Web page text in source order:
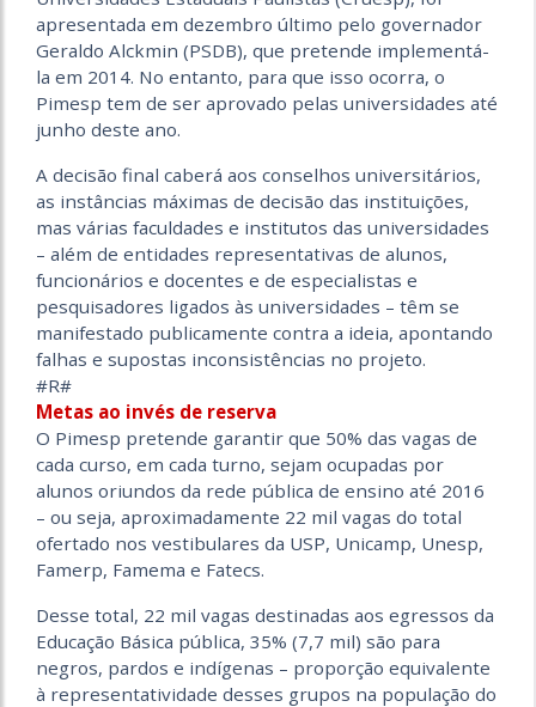
apresentada em dezembro último pelo governador
Geraldo Alckmin (PSDB), que pretende implementá-
la em 2014. No entanto, para que isso ocorra, o
Pimesp tem de ser aprovado pelas universidades até
junho deste ano.
A decisão final caberá aos conselhos universitários,
as instâncias máximas de decisão das instituições,
mas várias faculdades e institutos das universidades
– além de entidades representativas de alunos,
funcionários e docentes e de especialistas e
pesquisadores ligados às universidades – têm se
manifestado publicamente contra a ideia, apontando
falhas e supostas inconsistências no projeto.
#R#
Metas ao invés de reserva
O Pimesp pretende garantir que 50% das vagas de
cada curso, em cada turno, sejam ocupadas por
alunos oriundos da rede pública de ensino até 2016
– ou seja, aproximadamente 22 mil vagas do total
ofertado nos vestibulares da USP, Unicamp, Unesp,
Famerp, Famema e Fatecs.
Desse total, 22 mil vagas destinadas aos egressos da
Educação Básica pública, 35% (7,7 mil) são para
negros, pardos e indígenas – proporção equivalente
à representatividade desses grupos na população do